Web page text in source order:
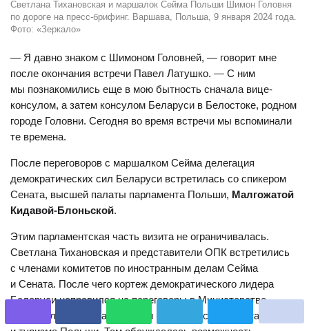
Светлана Тихановская и маршалок Сейма Польши Шимон Головня
по дороге на пресс-брифинг. Варшава, Польша, 9 января 2024 года.
Фото: «Зеркало»
— Я давно знаком с Шимоном Головней, — говорит мне
после окончания встречи Павел Латушко. — С ним
мы познакомились еще в мою бытность сначала вице-
консулом, а затем консулом Беларуси в Белостоке, родном
городе Головни. Сегодня во время встречи мы вспоминали
те времена.
После переговоров с маршалком Сейма делегация
демократических сил Беларуси встретилась со спикером
Сената, высшей палаты парламента Польши, Малгожатой
Кидавой-Блоньской.
Этим парламентская часть визита не ограничивалась.
Светлана Тихановская и представители ОПК встретились
с членами комитетов по иностранным делам Сейма
и Сената. После чего кортеж демократического лидера
Беларуси направился на переговоры в Министерство
национального образования и Министерство спорта